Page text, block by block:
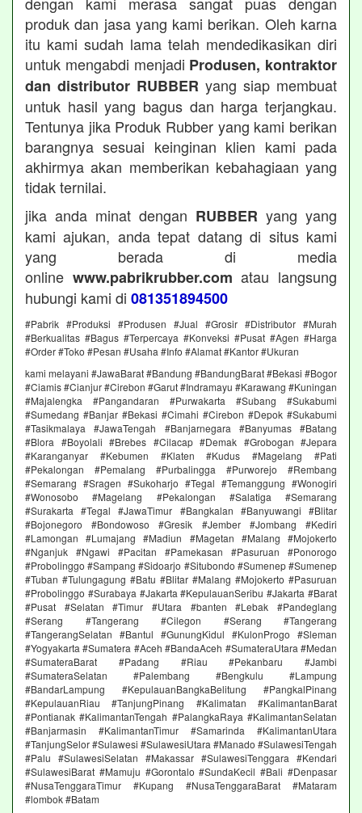
produk dan jasa yang kami berikan. Oleh karna
itu kami sudah lama telah mendedikasikan diri
untuk mengabdi menjadi Produsen, kontraktor
dan distributor RUBBER yang siap membuat
untuk hasil yang bagus dan harga terjangkau.
Tentunya jika Produk Rubber yang kami berikan
barangnya sesuai keinginan klien kami pada
akhirmya akan memberikan kebahagiaan yang
tidak ternilai.
jika anda minat dengan RUBBER yang yang
kami ajukan, anda tepat datang di situs kami
yang berada di media
online www.pabrikrubber.com atau langsung
hubungi kami di 081351894500
#Pabrik #Produksi #Produsen #Jual #Grosir #Distributor #Murah
#Berkualitas #Bagus #Terpercaya #Konveksi #Pusat #Agen #Harga
#Order #Toko #Pesan #Usaha #Info #Alamat #Kantor #Ukuran
kami melayani #JawaBarat #Bandung #BandungBarat #Bekasi #Bogor
#Ciamis #Cianjur #Cirebon #Garut #Indramayu #Karawang #Kuningan
#Majalengka #Pangandaran #Purwakarta #Subang #Sukabumi
#Sumedang #Banjar #Bekasi #Cimahi #Cirebon #Depok #Sukabumi
#Tasikmalaya #JawaTengah #Banjarnegara #Banyumas #Batang
#Blora #Boyolali #Brebes #Cilacap #Demak #Grobogan #Jepara
#Karanganyar #Kebumen #Klaten #Kudus #Magelang #Pati
#Pekalongan #Pemalang #Purbalingga #Purworejo #Rembang
#Semarang #Sragen #Sukoharjo #Tegal #Temanggung #Wonogiri
#Wonosobo #Magelang #Pekalongan #Salatiga #Semarang
#Surakarta #Tegal #JawaTimur #Bangkalan #Banyuwangi #Blitar
#Bojonegoro #Bondowoso #Gresik #Jember #Jombang #Kediri
#Lamongan #Lumajang #Madiun #Magetan #Malang #Mojokerto
#Nganjuk #Ngawi #Pacitan #Pamekasan #Pasuruan #Ponorogo
#Probolinggo #Sampang #Sidoarjo #Situbondo #Sumenep #Sumenep
#Tuban #Tulungagung #Batu #Blitar #Malang #Mojokerto #Pasuruan
#Probolinggo #Surabaya #Jakarta #KepulauanSeribu #Jakarta #Barat
#Pusat #Selatan #Timur #Utara #banten #Lebak #Pandeglang
#Serang #Tangerang #Cilegon #Serang #Tangerang
#TangerangSelatan #Bantul #GunungKidul #KulonProgo #Sleman
#Yogyakarta #Sumatera #Aceh #BandaAceh #SumateraUtara #Medan
#SumateraBarat #Padang #Riau #Pekanbaru #Jambi
#SumateraSelatan #Palembang #Bengkulu #Lampung
#BandarLampung #KepulauanBangkaBelitung #PangkalPinang
#KepulauanRiau #TanjungPinang #Kalimatan #KalimantanBarat
#Pontianak #KalimantanTengah #PalangkaRaya #KalimantanSelatan
#Banjarmasin #KalimantanTimur #Samarinda #KalimantanUtara
#TanjungSelor #Sulawesi #SulawesiUtara #Manado #SulawesiTengah
#Palu #SulawesiSelatan #Makassar #SulawesiTenggara #Kendari
#SulawesiBarat #Mamuju #Gorontalo #SundaKecil #Bali #Denpasar
#NusaTenggaraTimur #Kupang #NusaTenggaraBarat #Mataram
#lombok #Batam